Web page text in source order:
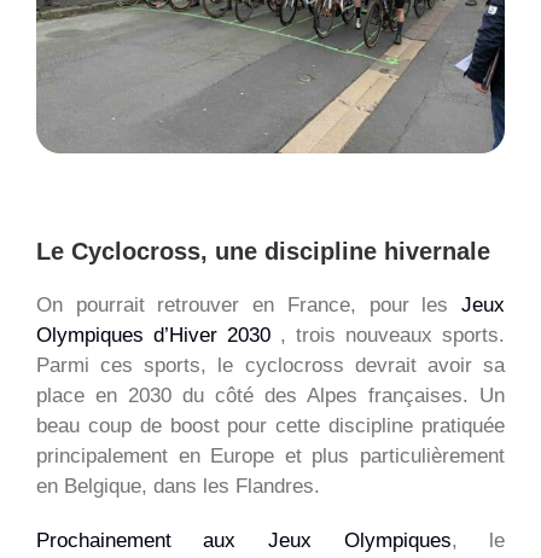
Le Cyclocross, une discipline hivernale
On pourrait retrouver en France, pour lesJeux
Olympiques d’Hiver 2030 , trois nouveaux sports.
Parmi ces sports, le cyclocross devrait avoir sa
place en 2030 du côté des Alpes françaises. Un
beau coup de boost pour cette discipline pratiquée
principalement en Europe et plus particulièrement
en Belgique, dans les Flandres.
Prochainement aux Jeux Olympiques, le